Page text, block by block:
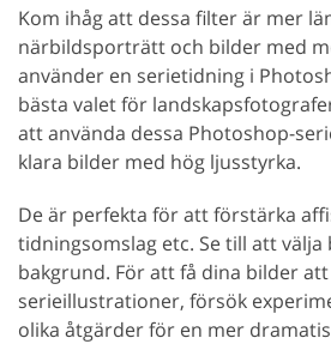
Kom ihåg att dessa filter är mer
närbildsporträtt och bilder med
använder en serietidning i
bästa valet för
att använda dessa Photoshop-
klara bilder med hög ljusstyrka.
De är perfekta för att förstärka
tidningsomslag etc. Se till att
bakgrund. För att få dina bilder
serieillustrationer, försök
olika åtgärder för en mer